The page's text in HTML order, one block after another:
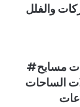
والفلل
#مظلات السيارات #مظلات مسابح
الساحات